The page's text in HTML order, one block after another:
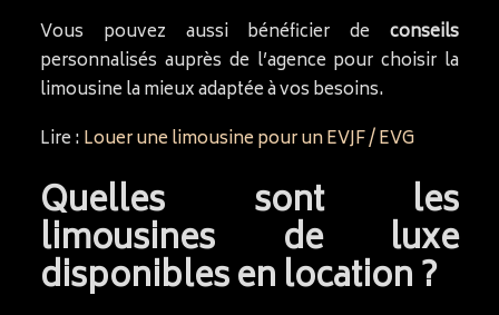
Vous pouvez aussi bénéficier de conseils
personnalisés auprès de l’agence pour choisir la
limousine la mieux adaptée à vos besoins.
Lire :Louer une limousine pour un EVJF / EVG
Quelles sont les
limousines de luxe
disponibles en location ?